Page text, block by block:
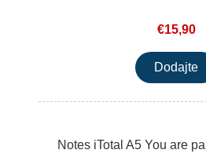
€15,90
Notes iTotal A5 You are